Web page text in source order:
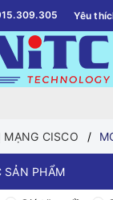
Yêu
MẠNG CISCO
SẢN PHẨM